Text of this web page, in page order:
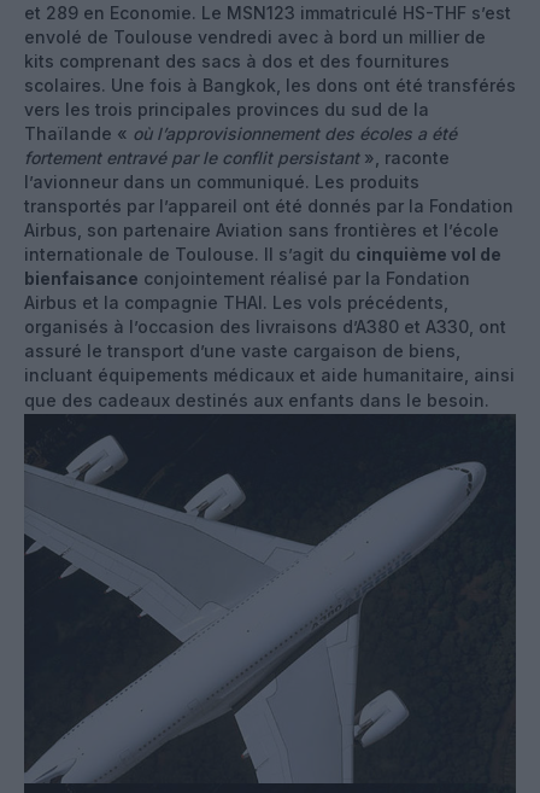
et 289 en Economie. Le MSN123 immatriculé HS-THF s’est
envolé de Toulouse vendredi avec à bord un millier de
kits comprenant des sacs à dos et des fournitures
scolaires. Une fois à Bangkok, les dons ont été transférés
vers les trois principales provinces du sud de la
Thaïlande « où l’approvisionnement des écoles a été
fortement entravé par le conflit persistant», raconte
l’avionneur dans un communiqué. Les produits
transportés par l’appareil ont été donnés par la Fondation
Airbus, son partenaire Aviation sans frontières et l’école
internationale de Toulouse. Il s’agit du cinquième vol de
bienfaisance conjointement réalisé par la Fondation
Airbus et la compagnie THAI. Les vols précédents,
organisés à l’occasion des livraisons d’A380 et A330, ont
assuré le transport d’une vaste cargaison de biens,
incluant équipements médicaux et aide humanitaire, ainsi
que des cadeaux destinés aux enfants dans le besoin.